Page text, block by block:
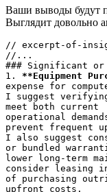
Ваши выводы будут
Выглядит довольно
// excerpt-of-
//...
### Significant or
1. **Equipment
expense for
I suggest
meet both current
operational
prevent frequent
I also suggest
or bundled
lower long-term
consider leasing
of purchasing
upfront costs.